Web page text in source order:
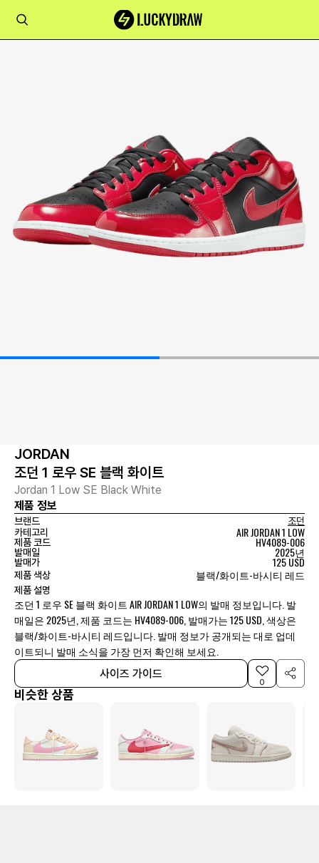
JORDAN
조던 1 로우 SE 블랙 화이트
Jordan 1 Low SE Black White
제품 정보
브랜드
조던
카테고리
AIR JORDAN 1 LOW
제품 코드 HV4089-006
발매일 2025년
발매가 125 USD
제품 색상 블랙/화이트-바시티 레드
제품 설명
조던 1 로우 SE 블랙 화이트 AIR JORDAN 1 LOW의 발매 정보입니다. 발
매일은 2025년, 제품 코드는 HV4089-006, 발매가는 125 USD, 색상은
블랙/화이트-바시티 레드입니다. 발매 정보가 공개되는 대로 업데
이트되니 발매 소식을 가장 먼저 확인해 보세요.
사이즈 가이드
0
비슷한 상품